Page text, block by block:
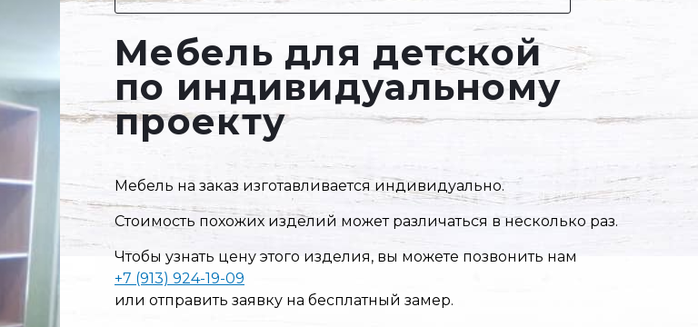
Мебель для детской
по индивидуальному
проекту
Мебель на заказ изготавливается индивидуально.
Стоимость похожих изделий может различаться в несколько раз.
Чтобы узнать цену этого изделия, вы можете позвонить нам
+7 (913) 924-19-09
или отправить заявку на бесплатный замер.